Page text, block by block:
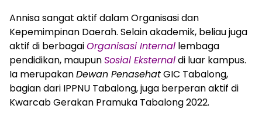
Annisa sangat aktif dalam Organisasi dan
Kepemimpinan Daerah. Selain akademik, beliau juga
aktif di berbagaiOrganisasi Internal lembaga
pendidikan, maupunSosial Eksternaldi luar kampus.
Ia merupakanDewan PenasehatGIC Tabalong,
bagian dari IPPNU Tabalong, juga berperan aktif di
Kwarcab Gerakan Pramuka Tabalong 2022.